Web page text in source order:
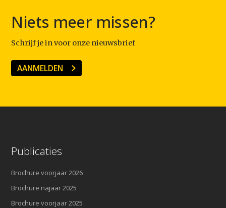
Niets meer missen?
Schrijf je in voor onze nieuwsbrief
AANMELDEN
Publicaties
Brochure voorjaar 2026
Brochure najaar 2025
Brochure voorjaar 2025